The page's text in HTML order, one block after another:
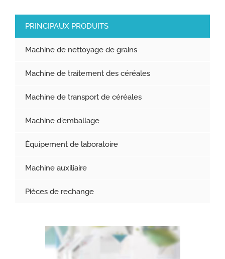
PRINCIPAUX PRODUITS
Machine de nettoyage de grains
Machine de traitement des céréales
Machine de transport de céréales
Machine d'emballage
Équipement de laboratoire
Machine auxiliaire
Pièces de rechange